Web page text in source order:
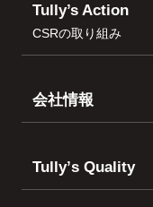
Tully’s Action
CSRの取り組み
会社情報
Tullyʼs Quality